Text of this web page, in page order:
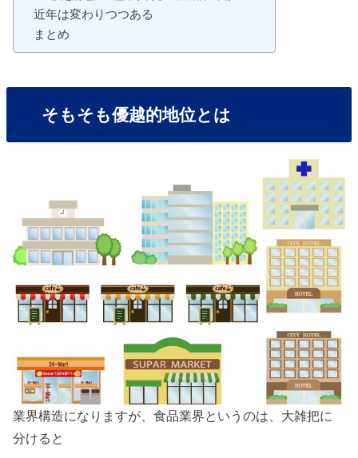
近年は変わりつつある
まとめ
そもそも優越的地位とは
業界構造になりますが、食品業界というのは、大雑把に
分けると